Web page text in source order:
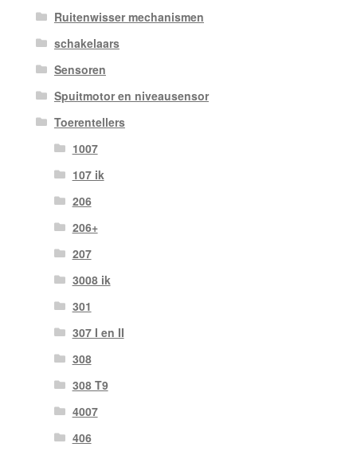
Ruitenwisser mechanismen
schakelaars
Sensoren
Spuitmotor en niveausensor
Toerentellers
1007
107 ik
206
206+
207
3008 ik
301
307 I en II
308
308 T9
4007
406